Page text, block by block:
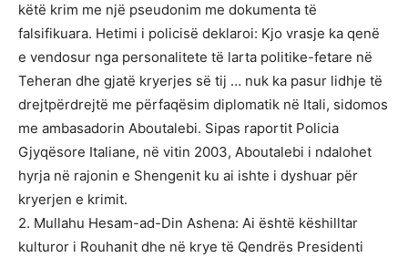
këtë krim me një pseudonim me dokumenta të
falsifikuara. Hetimi i policisë deklaroi: Kjo vrasje ka qenë
e vendosur nga personalitete të larta politike-fetare në
Teheran dhe gjatë kryerjes së tij … nuk ka pasur lidhje të
drejtpërdrejtë me përfaqësim diplomatik në Itali, sidomos
me ambasadorin Aboutalebi. Sipas raportit Policia
Gjyqësore Italiane, në vitin 2003, Aboutalebi i ndalohet
hyrja në rajonin e Shengenit ku ai ishte i dyshuar për
kryerjen e krimit.
2. Mullahu Hesam-ad-Din Ashena: Ai është këshilltar
kulturor i Rouhanit dhe në krye të Qendrës Presidenti